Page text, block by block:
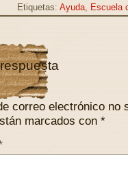
Etiquetas: Ayuda, Escuela
correo electrónico no
marcados con *